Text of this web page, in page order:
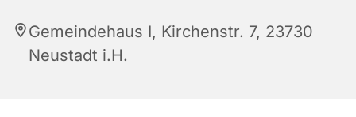
Gemeindehaus I, Kirchenstr. 7, 23730
Neustadt i.H.